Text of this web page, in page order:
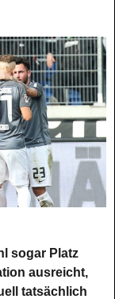
sogar Platz
ausreicht,
tatsächlich